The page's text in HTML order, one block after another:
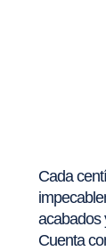
Cada
acabados
Cuenta